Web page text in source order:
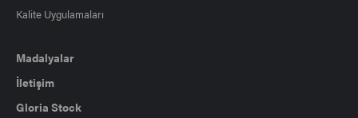
Kalite Uygulamaları
Madalyalar
İletişim
Gloria Stock